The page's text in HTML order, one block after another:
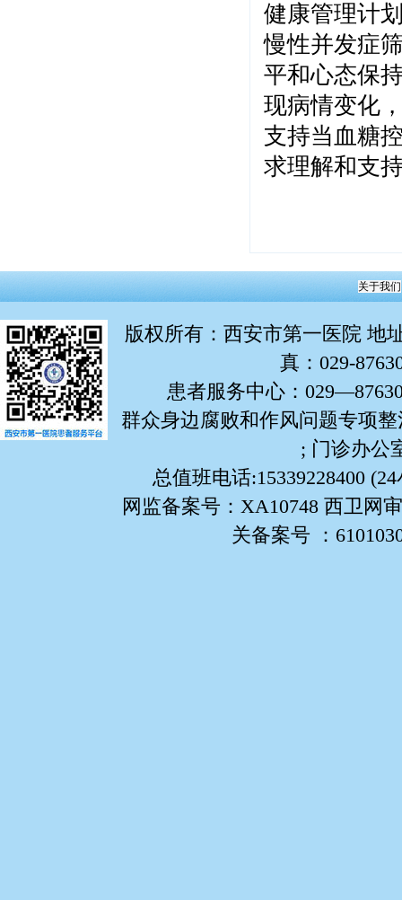
健康管理计
慢性并发症
平和心态保
现病情变化
支持当血糖
求理解和支
关于我们
版权所有 ：西安市第一医院 地
真：029-
患者服务中心：
群众身边腐败和作风问题专项
; 门诊办公
总值班电话:15339228400
网监备案号：XA10748 西卫网
关备案号 ：